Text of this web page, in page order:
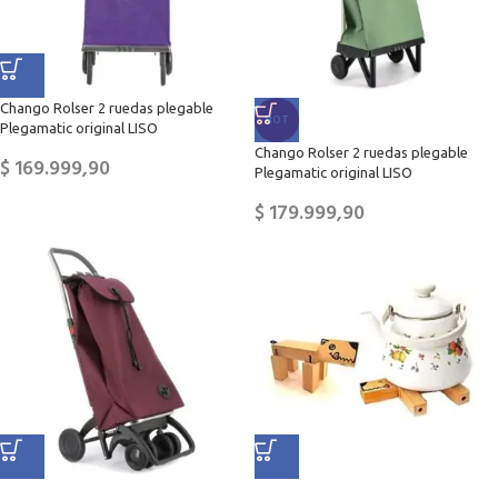
Chango Rolser 2 ruedas plegable
Plegamatic original LISO
$169.999,90
HOT
Chango Rolser 2 ruedas plegable
Plegamatic original LISO
$179.999,90